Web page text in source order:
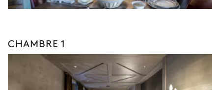
CHAMBRE 1